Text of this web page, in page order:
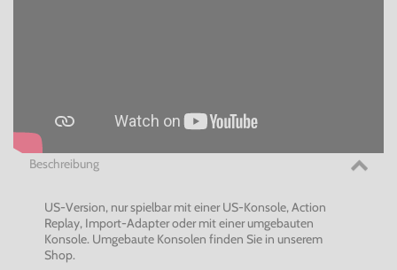
Beschreibung
US-Version, nur spielbar mit einer US-Konsole, Action
Replay, Import-Adapter oder mit einer umgebauten
Konsole. Umgebaute Konsolen finden Sie in unserem
Shop.